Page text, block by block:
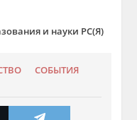
и науки РС(Я)
СОБЫТИЯ